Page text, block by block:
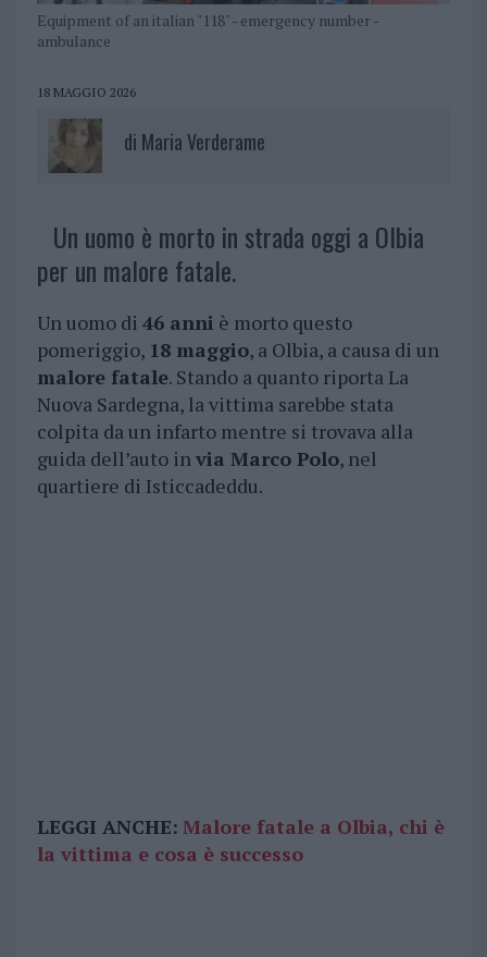
Equipment of an italian "118" - emergency number -
ambulance
18 MAGGIO 2026
di Maria Verderame
Un uomo è morto in strada oggi a Olbia
per un malore fatale.
Un uomo di 46 anni è morto questo
pomeriggio, 18 maggio, a Olbia, a causa di un
malore fatale. Stando a quanto riporta La
Nuova Sardegna, la vittima sarebbe stata
colpita da un infarto mentre si trovava alla
guida dell’auto invia Marco Polo, nel
quartiere di Isticcadeddu.
LEGGI ANCHE: Malore fatale a Olbia, chi è
la vittima e cosa è successo